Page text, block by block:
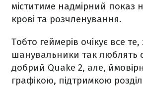
міститиме надмірний показ
крові та розчленування.
Тобто геймерів очікує все
шанувальники так люблять
добрий Quake 2, але,
графікою, підтримкою